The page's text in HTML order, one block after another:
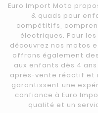
Euro Import Moto
& quads pour
compétitifs,
électriques. Pour
découvrez nos motos
offrons également
aux enfants dès 4
après-vente réactif et
garantissent une
confiance à Euro
qualité et un